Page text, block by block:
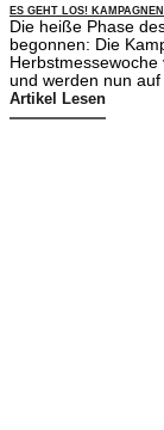
ES GEHT LOS!
Die heiße Phase
begonnen: Die
und werden nun
Artikel Lesen